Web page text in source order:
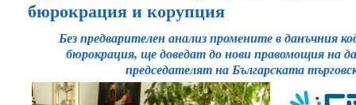
бюрокрация и корупция
Без предварителен анализ промените в данъчния
бюрокрация, ще доведат до нови правомощия на
председателят на Българската